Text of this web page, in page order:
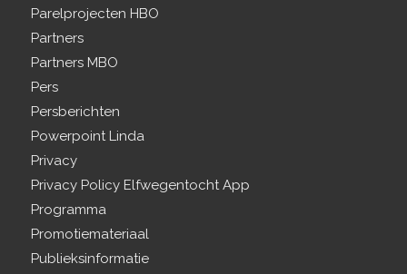
Parelprojecten HBO
Partners
Partners MBO
Pers
Persberichten
Powerpoint Linda
Privacy
Privacy Policy Elfwegentocht App
Programma
Promotiemateriaal
Publieksinformatie